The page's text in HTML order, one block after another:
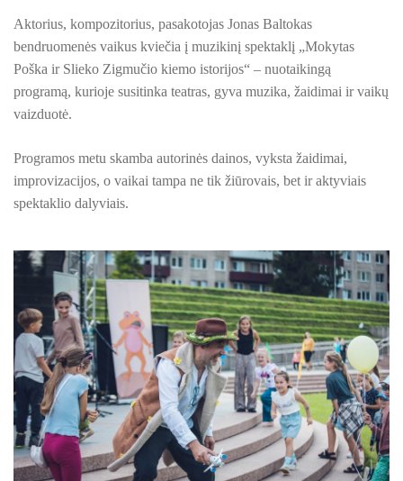
PROJEKTAS ,,KULTŪROS SKŪNĖ". Pavasario keramikos
PROJEKTAS ,,KULTŪROS SKŪNĖ". Keramikos dirbtuvėse-
PROJEKTAS ,,KULTŪROS SKŪNĖ". Keramikos dirbtuvių
PROJEKTAS ,,KULTŪROS SKŪNĖ". Keramikos dirbtuvės
BAIGIAMAS ES PROJEKTAS GENIUS LOCI
ES PROJEKTAS GENIUS LOCI. Vydūno šviesos festivalis.
ES PROJEKTAS GENIUS LOCI. Vydūno šviesos festivalis.
ES PROJEKTAS GENIUS LOCI. Įrengtas Vydūno suolelis
ES PROJEKTAS GENIUS LOCI. Kieme ,,dygsta"
Aktorius, kompozitorius, pasakotojas Jonas Baltokas
bendruomenės vaikus kviečia į muzikinį spektaklį „Mokytas
Poška ir Slieko Zigmučio kiemo istorijos“ – nuotaikingą
programą, kurioje susitinka teatras, gyva muzika, žaidimai ir vaikų
vaizduotė.
Programos metu skamba autorinės dainos, vyksta žaidimai,
improvizacijos, o vaikai tampa ne tik žiūrovais, bet ir aktyviais
spektaklio dalyviais.